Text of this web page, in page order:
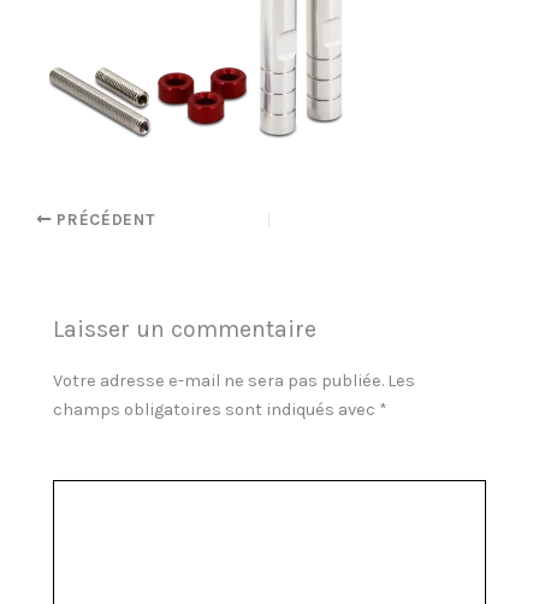
PRÉCÉDENT
Laisser un commentaire
Votre adresse e-mail ne sera pas publiée. Les
champs obligatoires sont indiqués avec *